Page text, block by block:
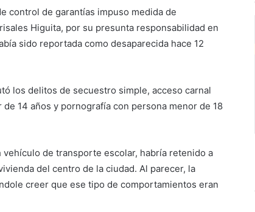
control de garantías impuso medida de
Higuita, por su presunta responsabilidad en
sido reportada como desaparecida hace 12
los delitos de secuestro simple, acceso carnal
14 años y pornografía con persona menor de 18
de transporte escolar, habría retenido a
del centro de la ciudad. Al parecer, la
creer que ese tipo de comportamientos eran